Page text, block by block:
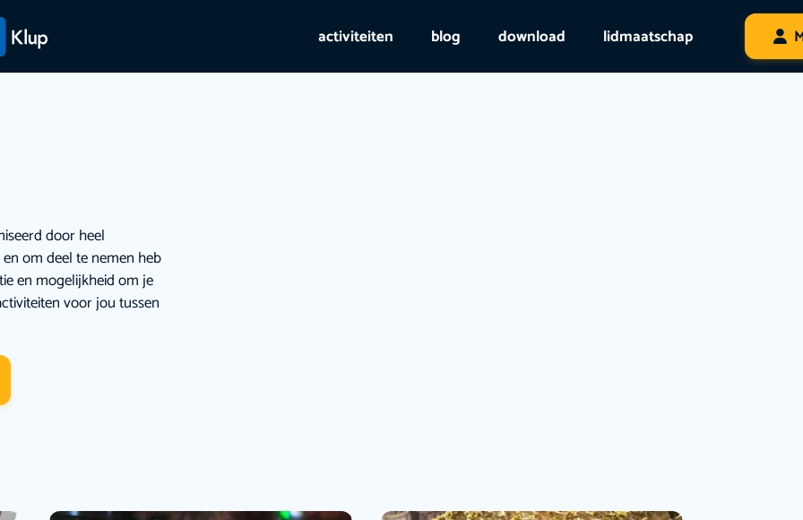
activiteiten blog download lidmaatschap
door heel
om deel te nemen heb
en mogelijkheid om je
voor jou tussen